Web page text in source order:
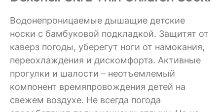
Водонепроницаемые дышащие детские
носки с бамбуковой подкладкой. Защитят от
каверз погоды, уберегут ноги от намокания,
переохлаждения и дискомфорта. Активные
прогулки и шалости – неотъемлемый
компонент времяпровождения детей на
свежем воздухе. Не всегда погода